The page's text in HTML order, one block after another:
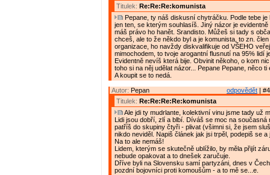
Titulek: Re:Re:Re:komunista
Pepane, ty náš diskusní chytráčku. Podle tebe
jen ten, se kterým souhlasíš. Jiný názor je
máš právo ho hanět. Srandisto. Můžeš si tady s
chceš, ale to že někdo byl a je komunista, to zn.
organizace, ho navždy diskvalifikuje od VŠEHO
mimochodem, to tvoje arogantní flusnutí na 95% lidí
Evidentně nevíš která bije. Obvinit někoho, o kom
toho si na něj udělat názor... Pepane Pepane, něco
A koupit se to nedá.
odpovědět |
Autor: Pepan
Titulek: Re:Re:Re:Re:komunista
Ale jdi ty mudrlante, kolektivní vinu jsme tady už
Lidi jsou dobří, zlí a blbí. Díváš se moc na současná
patříš do skupiny čtyři - plivat (všimni si, že jsem
nikdo neviděl. Napiš článek jak jsi trpěl, podepiš se a
Na to ale nemáš!
Lidem, kterým se skutečně ublížilo, by měla přijít
nebude opakovat a to dnešek zaručuje.
Dříve byli na Slovensku samí partyzáni, dnes v
pozdní bojovníci proti komoušům - a to mě se...e.